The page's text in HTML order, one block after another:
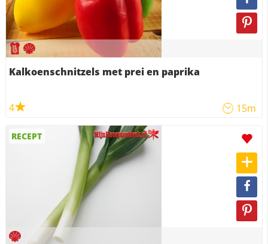
Kalkoenschnitzels met prei en paprika
4 15m
RECEPT